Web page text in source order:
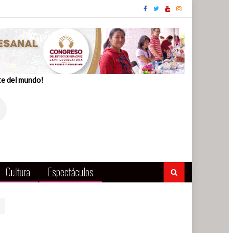
del mundo!
Cultura Espectáculos